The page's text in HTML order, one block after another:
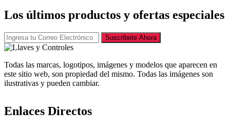
Los últimos productos y ofertas especiales
Suscribete Ahora
Todas las marcas, logotipos, imágenes y modelos que aparecen en
este sitio web, son propiedad del mismo. Todas las imágenes son
ilustrativas y pueden cambiar.
Enlaces Directos